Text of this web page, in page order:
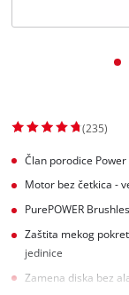
(235)
Član porodice
Motor bez četkica -
PurePOWER
Zaštita mekog
jedinice
Zamena diska bez